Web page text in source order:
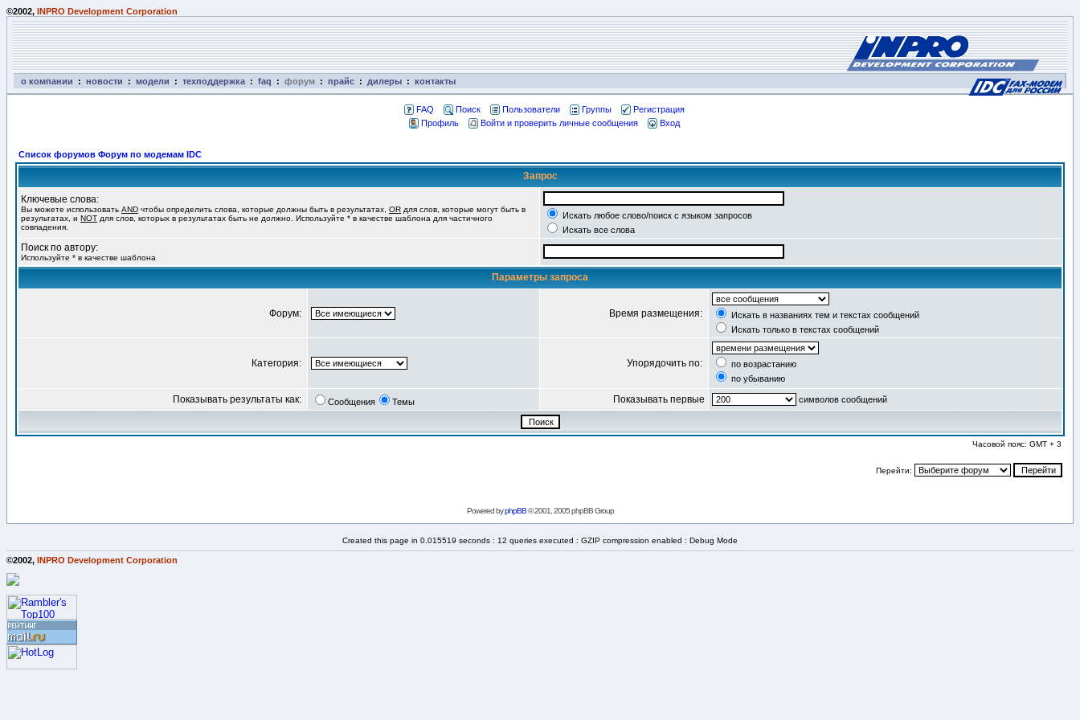
©2002, INPRO Development Corporation
о компании : новости : модели : техподдержка : faq : форум : прайс : дилеры : контакты
FAQ Поиск Пользователи Группы
Регистрация
Профиль
Войти и проверить личные сообщения Вход
Список форумов Форум по модемам IDC
Запрос
Ключевые слова:
Вы можете использовать AND чтобы определить слова, которые должны быть в результатах, OR для слов, которые могут быть в
результатах, и NOT для слов, которых в результатах быть не должно. Используйте * в качестве шаблона для частичного
совпадения.
Искать любое слово/поиск с языком запросов
Искать все слова
Поиск по автору:
Используйте * в качестве шаблона
Параметры запроса
Форум: Время размещения:
Искать в названиях тем и текстах сообщений
Искать только в текстах сообщений
Категория: Упорядочить по:
по возрастанию
по убыванию
Показывать результаты как: Сообщения Темы Показывать первые символов сообщений
Часовой пояс: GMT + 3
Перейти:
Powered byphpBB© 2001, 2005 phpBB Group
Created this page in 0.015519 seconds : 12 queries executed : GZIP compression enabled : Debug Mode
©2002, INPRO Development Corporation